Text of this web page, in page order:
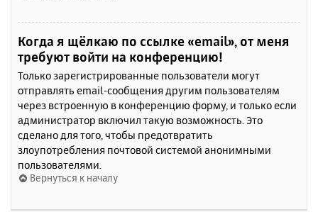
Когда я щёлкаю по ссылке «email», от меня
требуют войти на конференцию!
Только зарегистрированные пользователи могут
отправлять email-сообщения другим пользователям
через встроенную в конференцию форму, и только если
администратор включил такую возможность. Это
сделано для того, чтобы предотвратить
злоупотребления почтовой системой анонимными
пользователями.
Вернуться к началу